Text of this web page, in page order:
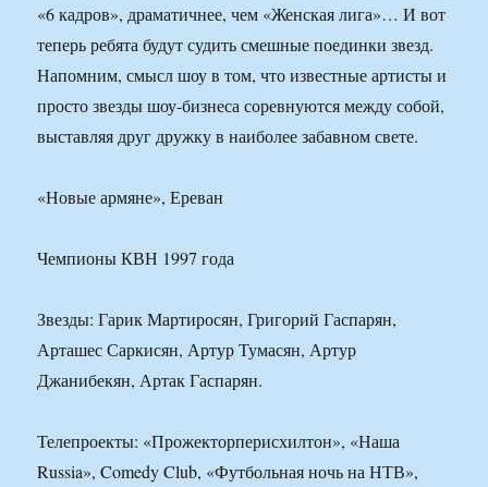
«6 кадров», драматичнее, чем «Женская лига»… И вот
теперь ребята будут судить смешные поединки звезд.
Напомним, смысл шоу в том, что известные артисты и
просто звезды шоу-бизнеса соревнуются между собой,
выставляя друг дружку в наиболее забавном свете.
«Новые армяне», Ереван
Чемпионы КВН 1997 года
Звезды: Гарик Мартиросян, Григорий Гаспарян,
Арташес Саркисян, Артур Тумасян, Артур
Джанибекян, Артак Гаспарян.
Телепроекты: «Прожекторперисхилтон», «Наша
Russia», Comedy Club, «Футбольная ночь на НТВ»,